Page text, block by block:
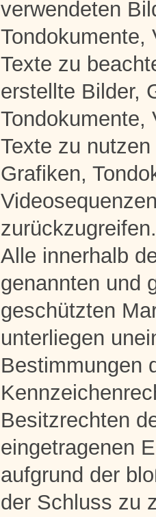
verwendeten
Tondokumente,
Texte zu
erstellte Bilder,
Tondokumente,
Texte zu
Grafiken,
zurückzugreifen.
Alle innerhalb
genannten und
geschützten
unterliegen
Bestimmungen
Besitzrechten
eingetragenen
aufgrund der
der Schluss zu